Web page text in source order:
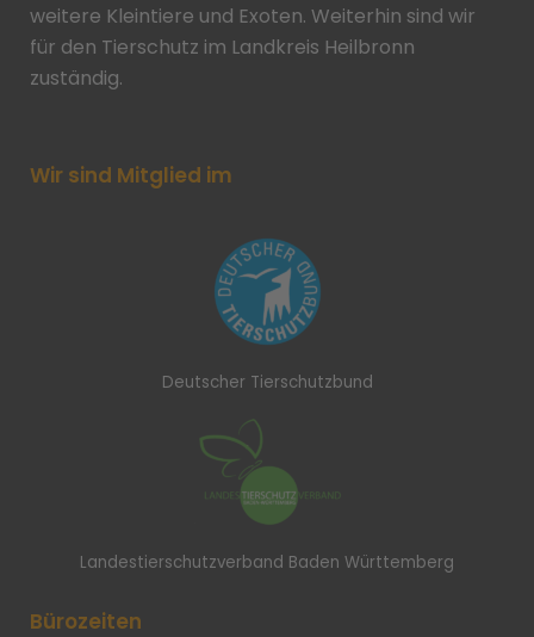
weitere Kleintiere und Exoten. Weiterhin sind wir
für den Tierschutz im Landkreis Heilbronn
zuständig.
Wir sind Mitglied im
Deutscher Tierschutzbund
Landestierschutzverband Baden Württemberg
Bürozeiten